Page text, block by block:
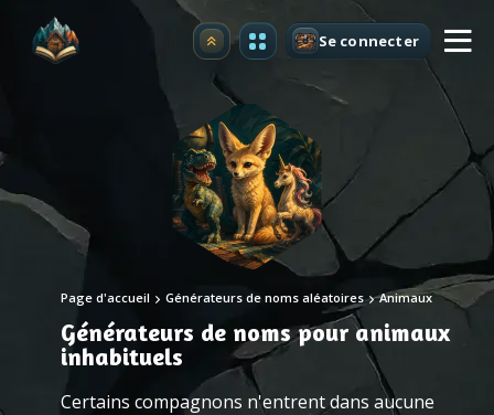
Premium Se connecter
Page d'accueil Générateurs de noms aléatoires Animaux
Générateurs de noms pour animaux
inhabituels
Certains compagnons n'entrent dans aucune